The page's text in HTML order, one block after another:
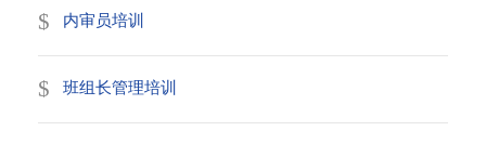
内审员培训
班组长管理培训